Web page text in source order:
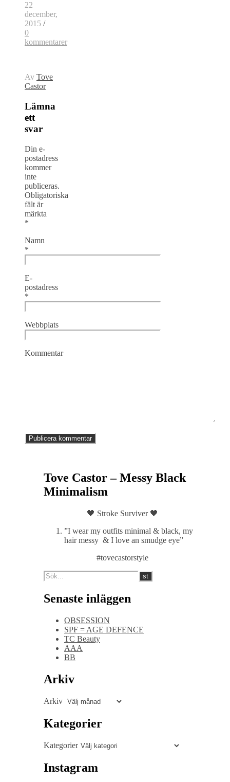
22
december,
2015 /
0
kommentarer
Av Tove
Castor
Lämna
ett
svar
Din e-
postadress
kommer
inte
publiceras.
Obligatoriska
fält är
märkta
*
Namn
*
E-
postadress
*
Webbplats
Kommentar
Tove Castor – Messy Black
Minimalism
🖤 Stroke Surviver 🖤
”I wear my outfits minimal & black, my
hair messy & I love an smudge eye”
#tovecastorstyle
Senaste inläggen
OBSESSION
SPF = AGE DEFENCE
TC Beauty
AAA
BB
Arkiv
Arkiv
Kategorier
Kategorier
Instagram